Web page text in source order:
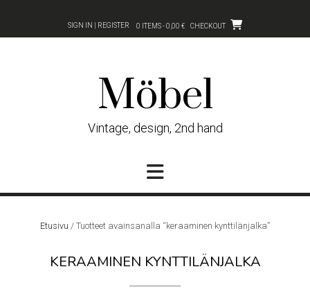
content
SIGN IN | REGISTER 0 ITEMS - 0,00 € CHECKOUT
Möbel
Vintage, design, 2nd hand
Etusivu / Tuotteet avainsanalla “keraaminen kynttilänjalka”
KERAAMINEN KYNTTILÄNJALKA